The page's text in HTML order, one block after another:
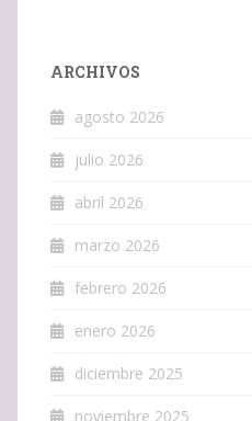
ARCHIVOS
agosto 2026
julio 2026
abril 2026
marzo 2026
febrero 2026
enero 2026
diciembre 2025
noviembre 2025